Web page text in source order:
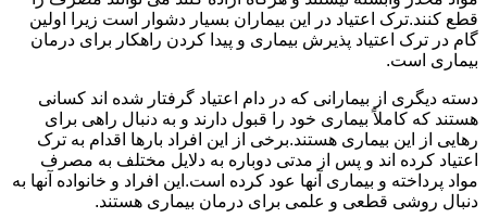
قطع کنند.ترک اعتیاد در این بیماران بسیار دشوار است زیرا اولین
گام در ترک اعتیاد پذیرش بیماری و پیدا کردن راهکار برای درمان
بیماری است.
دسته دیگری از بیمارانی که در دام اعتیاد گرفتار شده اند کسانی
هستند که کاملاً بیماری خود را قبول دارند و به دنبال راهی برای
رهایی از این بیماری هستند.برخی از این افراد بارها اقدام به ترک
اعتیاد کرده اند و پس از مدتی دوباره به دلایل مختلف به مصرف
مواد پرداخته و بیماری آنها عود کرده است.این افراد و خانواده آنها به
دنبال روشی قطعی و علمی برای درمان بیماری هستند.